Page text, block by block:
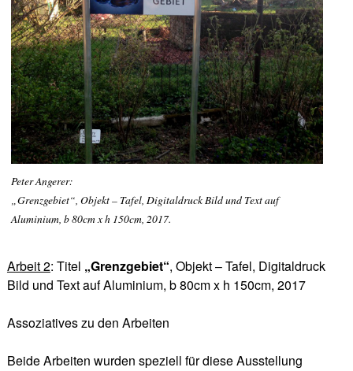
Peter Angerer:
„Grenzgebiet“, Objekt – Tafel, Digitaldruck Bild und Text auf
Aluminium, b 80cm x h 150cm, 2017.
Arbeit 2: Titel „Grenzgebiet“, Objekt – Tafel, Digitaldruck
Bild und Text auf Aluminium, b 80cm x h 150cm, 2017
Assoziatives zu den Arbeiten
Beide Arbeiten wurden speziell für diese Ausstellung